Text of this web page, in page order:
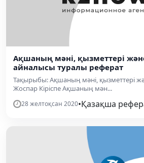
Ақшаның мәнi, қызметтерi
айналысы туралы реферат
Тақырыбы: Ақшаның мәнi, қызметтерi
Жоспар Кiрiспе Ақшаның мән...
28 желтоқсан 2020•Қазақша